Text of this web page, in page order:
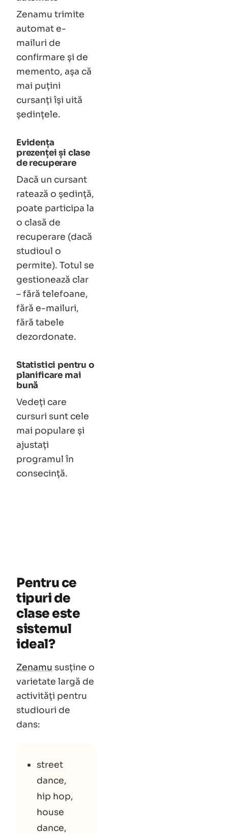
Zenamu trimite
automat e-
mailuri de
confirmare și de
memento, așa că
mai puțini
cursanți își uită
ședințele.
Evidența
prezenței și clase
de recuperare
Dacă un cursant
ratează o ședință,
poate participa la
o clasă de
recuperare (dacă
studioul o
permite). Totul se
gestionează clar
– fără telefoane,
fără e-mailuri,
fără tabele
dezordonate.
Statistici pentru o
planificare mai
bună
Vedeți care
cursuri sunt cele
mai populare și
ajustați
programul în
consecință.
Pentru ce
tipuri de
clase este
sistemul
ideal?
Zenamu susține o
varietate largă de
activități pentru
studiouri de
dans:
street
dance,
hip hop,
house
dance,